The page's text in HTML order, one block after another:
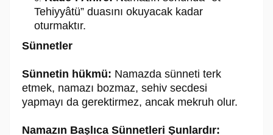
Tehiyyâtü” duasını okuyacak kadar
oturmaktır.
Sünnetler
Sünnetin hükmü: Namazda sünneti terk
etmek, namazı bozmaz, sehiv secdesi
yapmayı da gerektirmez, ancak mekruh olur.
Namazın Başlıca Sünnetleri Şunlardır: